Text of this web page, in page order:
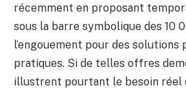
récemment en proposant
sous la barre symbolique des 10
l’engouement pour des solutions
pratiques. Si de telles offres
illustrent pourtant le besoin réel